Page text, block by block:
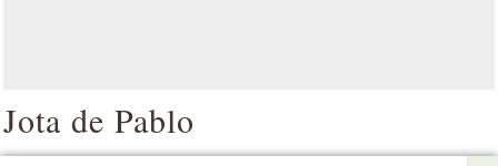
Jota de Pablo